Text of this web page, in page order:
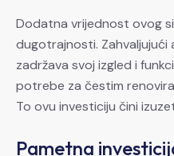
Dodatna vrijednost ovog
dugotrajnosti. Zahvaljujući
zadržava svoj izgled i
potrebe za čestim
To ovu investiciju čini
Pametna